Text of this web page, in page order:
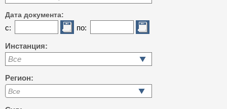
Дата документа:
с: по:
Инстанция:
Все
Регион: